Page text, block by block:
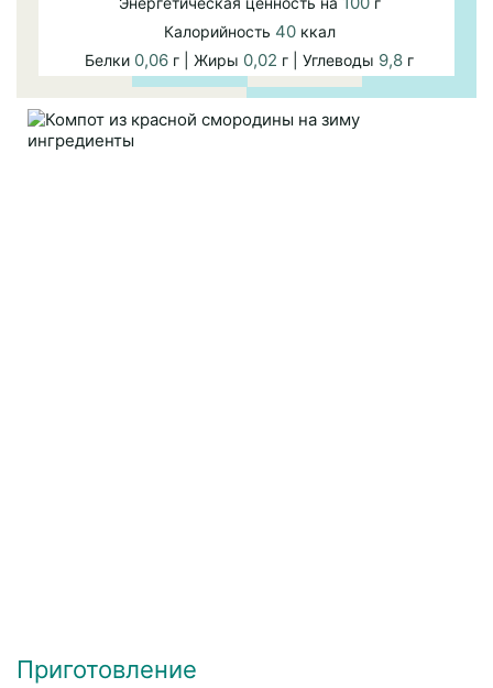
Калорийность 40ккал
Белки 0,06 г | Жиры 0,02 г | Углеводы 9,8 г
Приготовление